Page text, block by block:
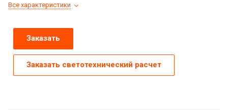
Все характеристики
Заказать
Заказать светотехнический расчет